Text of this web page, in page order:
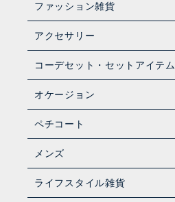
ファッション雑貨
アクセサリー
コーデセット・セットアイテム
オケージョン
ペチコート
メンズ
ライフスタイル雑貨